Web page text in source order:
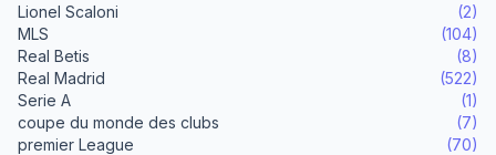
Lionel Scaloni
(2)
MLS
(104)
Real Betis
(8)
Real Madrid
(522)
Serie A
(1)
coupe du monde des clubs
(7)
premier League
(70)